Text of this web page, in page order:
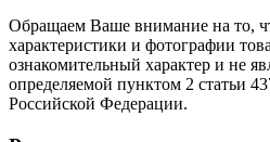
Обращаем Ваше внимание на то,
характеристики и фотографии
ознакомительный характер и не
определяемой пунктом 2 статьи
Российской Федерации.